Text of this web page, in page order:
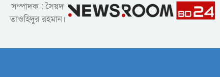
সম্পাদক : সৈয়দ
তাওহিদুর রহমান।